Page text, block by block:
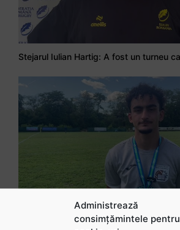
Administrează
consimțămintele pentru